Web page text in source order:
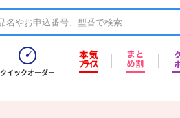
クイックオーダー